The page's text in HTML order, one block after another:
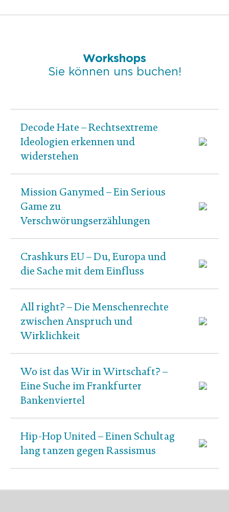
Workshops
Sie können uns buchen!
Decode Hate – Rechtsextreme
Ideologien erkennen und
widerstehen
Mission Ganymed – Ein Serious
Game zu
Verschwörungserzählungen
Crashkurs EU – Du, Europa und
die Sache mit dem Einfluss
All right? – Die Menschenrechte
zwischen Anspruch und
Wirklichkeit
Wo ist das Wir in Wirtschaft? –
Eine Suche im Frankfurter
Bankenviertel
Hip-Hop United – Einen Schultag
lang tanzen gegen Rassismus